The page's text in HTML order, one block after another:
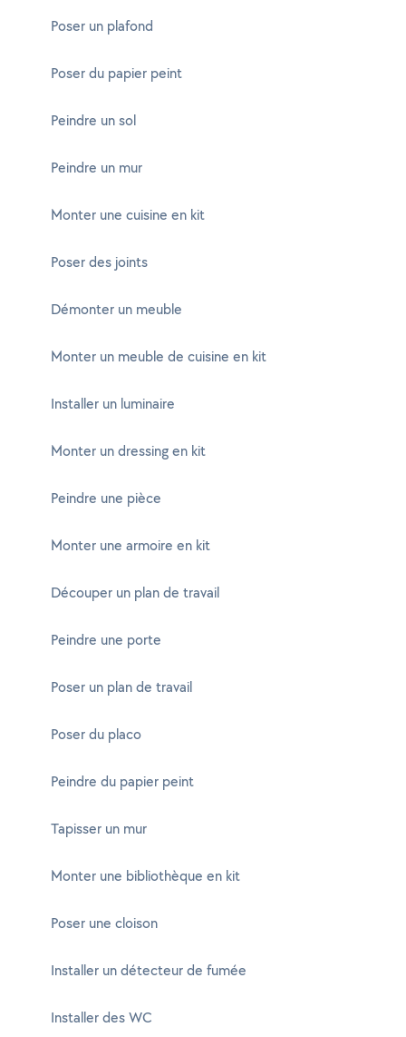
Poser un plafond
Poser du papier peint
Peindre un sol
Peindre un mur
Monter une cuisine en kit
Poser des joints
Démonter un meuble
Monter un meuble de cuisine en kit
Installer un luminaire
Monter un dressing en kit
Peindre une pièce
Monter une armoire en kit
Découper un plan de travail
Peindre une porte
Poser un plan de travail
Poser du placo
Peindre du papier peint
Tapisser un mur
Monter une bibliothèque en kit
Poser une cloison
Installer un détecteur de fumée
Installer des WC